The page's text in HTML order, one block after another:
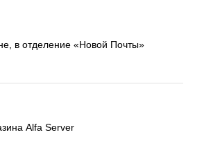
в отделение «Новой Почты»
Alfa Server